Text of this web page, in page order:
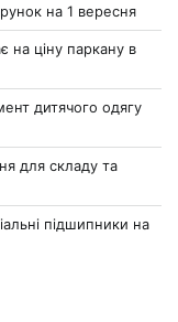
на 1 вересня
на ціну паркану в
дитячого одягу
для складу та
підшипники на